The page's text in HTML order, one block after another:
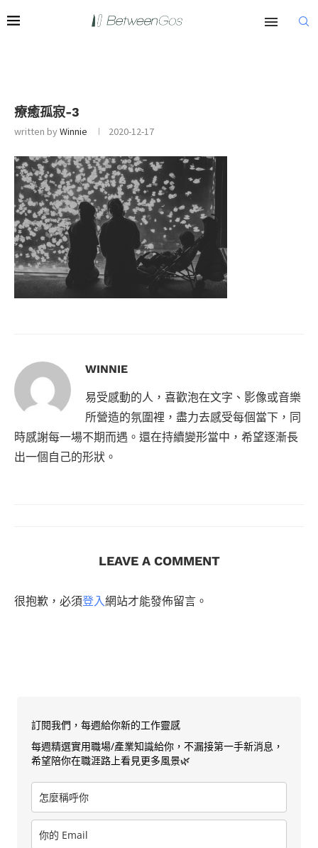
療癒孤寂-3
written byWinnie 2020-12-17
WINNIE
易受感動的人，喜歡泡在文字、影像或音樂
所營造的氛圍裡，盡力去感受每個當下，同
時感謝每一場不期而遇。還在持續變形當中，希望逐漸長
出一個自己的形狀。
LEAVE A COMMENT
很抱歉，必須登入網站才能發佈留言。
訂閱我們，每週給你新的工作靈感
每週精選實用職場/產業知識給你，不漏接第一手新消息，
希望陪你在職涯路上看見更多風景🌿